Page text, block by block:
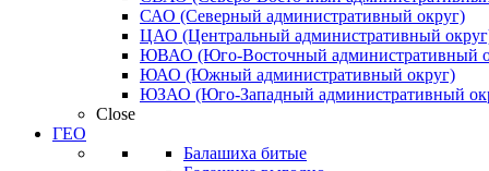
САО (Северный административный округ)
ЦАО (Центральный административный
ЮВАО (Юго-Восточный административный
ЮАО (Южный административный округ)
ЮЗАО (Юго-Западный административный
Close
ГЕО
Балашиха битые